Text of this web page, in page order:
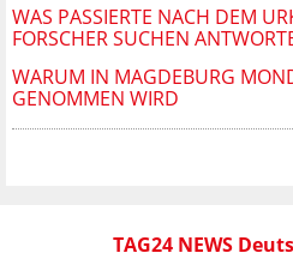
WAS PASSIERTE NACH DEM
FORSCHER SUCHEN
WARUM IN MAGDEBURG
GENOMMEN WIRD
TAG24 NEWS